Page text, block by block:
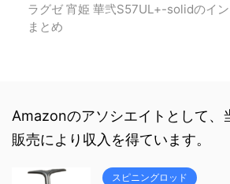
ラグゼ 宵姫 華弐S57UL+-solidのイ
まとめ
Amazonのアソシエイトとして、
販売により収入を得ています。
スピニングロッド